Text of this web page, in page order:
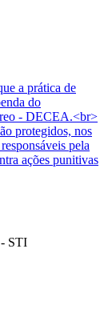
a prática de
do
- DECEA.<br>
protegidos, nos
pela
ações punitivas
- STI